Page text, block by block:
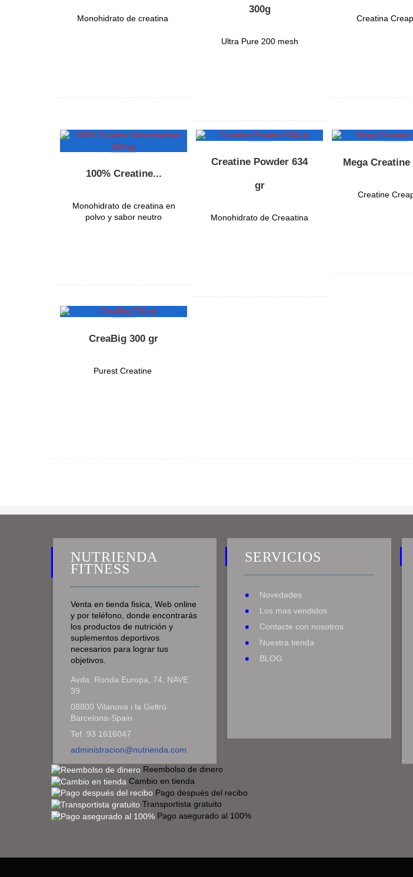
Monohidrato de creatina
300g
Ultra Pure 200 mesh
Creatina
100% Creatine...
Monohidrato de creatina en
polvo y sabor neutro
Creatine Powder 634
gr
Monohidrato de Creaatina
Mega Creatine
Creatine
CreaBig 300 gr
Purest Creatine
NUTRIENDA
FITNESS
Venta en tienda fisica, Web online
y por teléfono, donde encontrarás
los productos de nutrición y
suplementos deportivos
necesarios para lograr tus
objetivos.
Avda. Ronda Europa, 74, NAVE
39
08800 Vilanova i la Geltrú
Barcelona-Spain
Tef. 93 1616047
administracion@nutrienda.com
SERVICIOS
Novedades
Los mas vendidos
Contacte con nosotros
Nuestra tienda
BLOG
Reembolso de dinero
Cambio en tienda
Pago después del recibo
Transportista gratuito
Pago asegurado al 100%